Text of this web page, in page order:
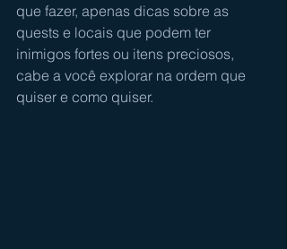
que fazer, apenas dicas sobre as
quests e locais que podem ter
inimigos fortes ou itens preciosos,
cabe a você explorar na ordem que
quiser e como quiser.